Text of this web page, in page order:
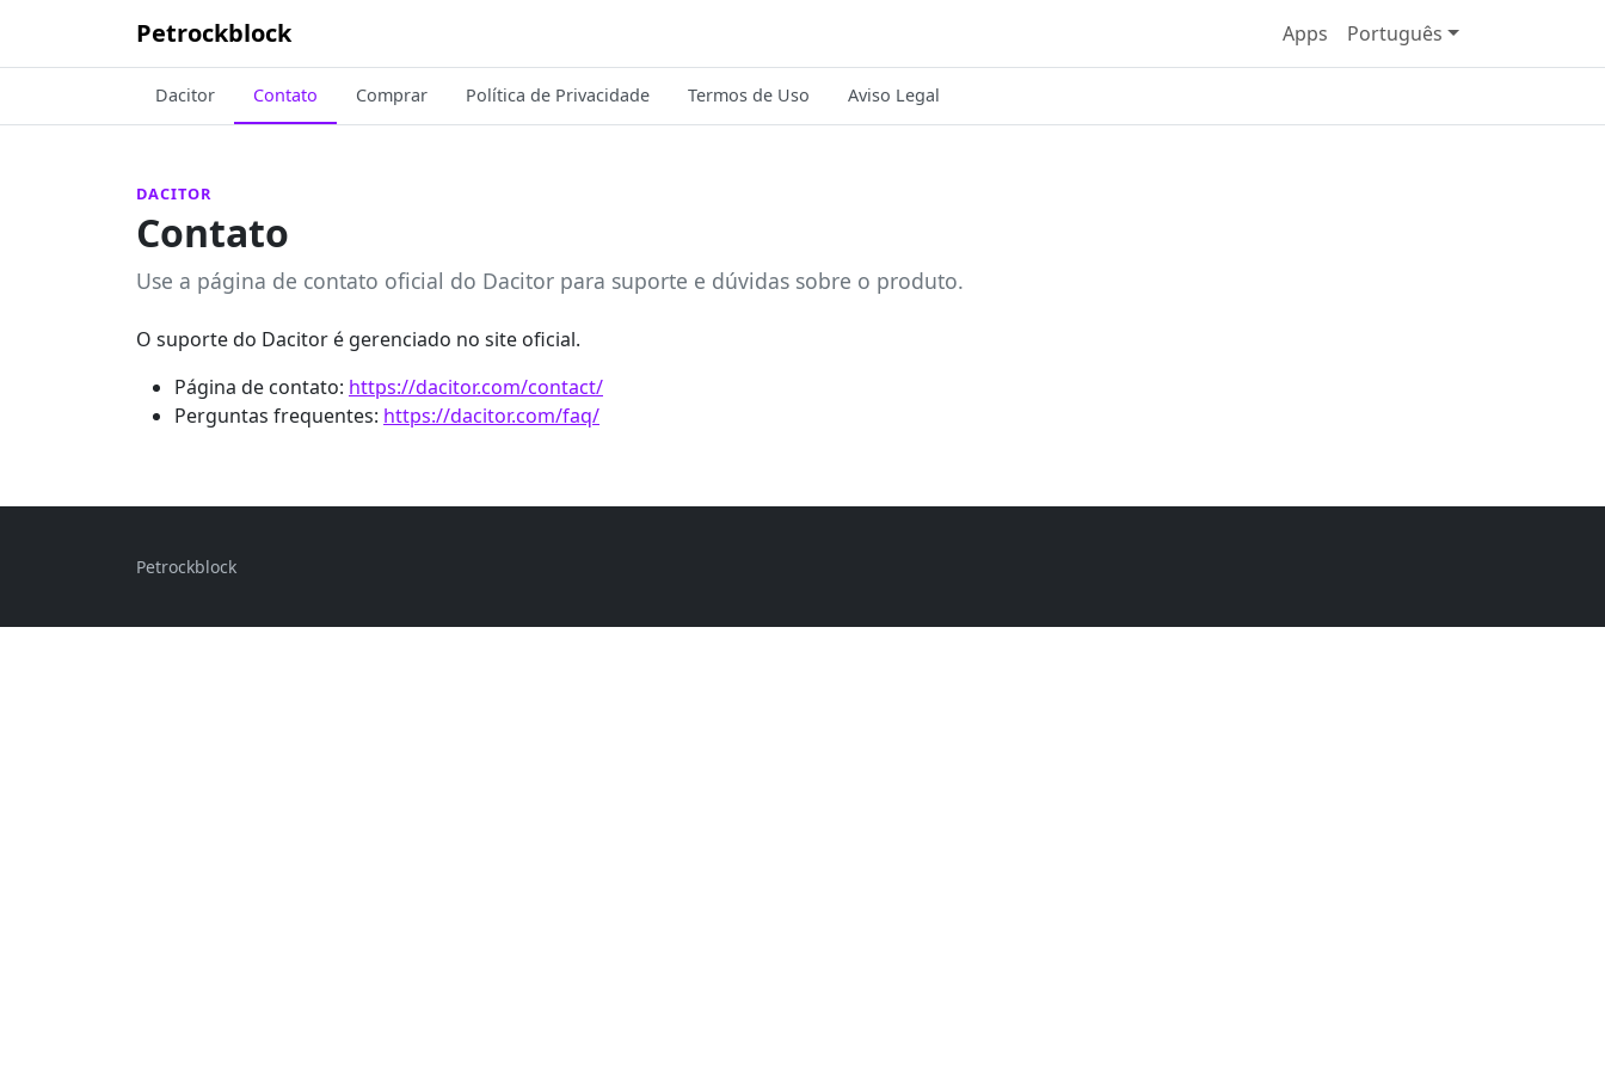
Petrockblock Apps Português
Dacitor Contato Comprar Política de Privacidade Termos de Uso Aviso Legal
DACITOR
Contato
Use a página de contato oficial do Dacitor para suporte e dúvidas sobre o produto.
O suporte do Dacitor é gerenciado no site oficial.
Página de contato: https://dacitor.com/contact/
Perguntas frequentes: https://dacitor.com/faq/
Petrockblock